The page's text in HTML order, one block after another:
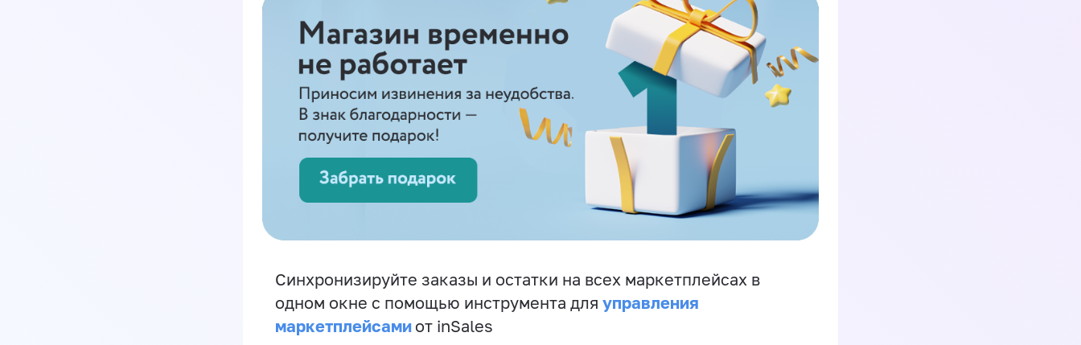
Синхронизируйте заказы и остатки на всех маркетплейсах в
одном окне с помощью инструмента для управления
маркетплейсами от inSales